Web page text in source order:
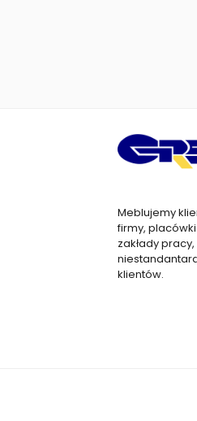
Meblujemy
firmy,
zakłady
klientów.